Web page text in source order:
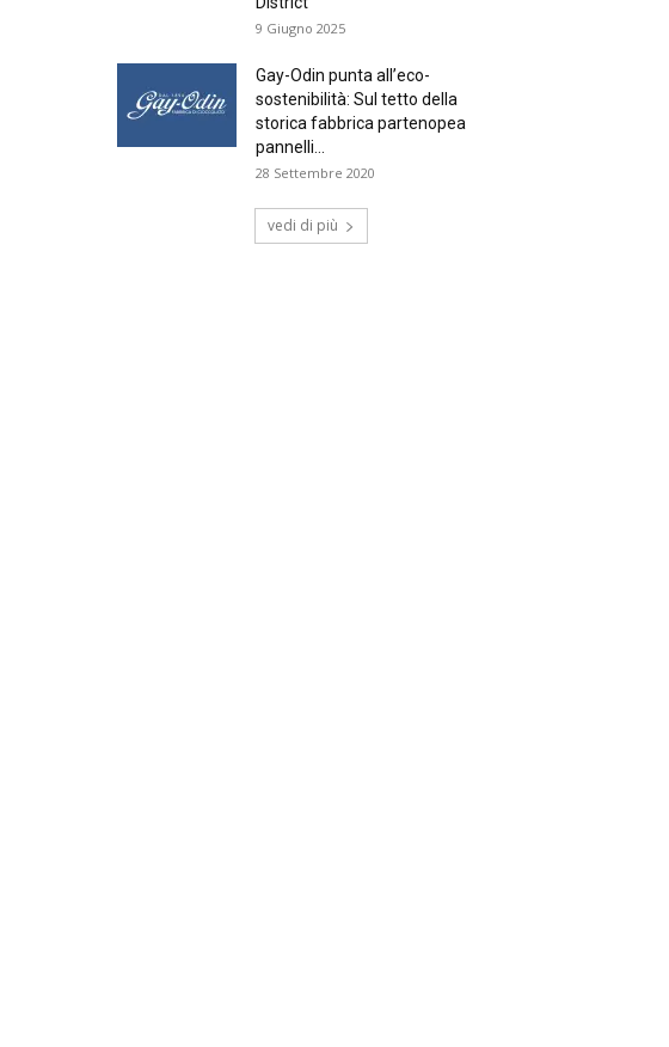
9 Giugno 2025
Gay-Odin punta all’eco-
sostenibilità: Sul tetto della
storica fabbrica partenopea
pannelli...
28 Settembre 2020
vedi di più